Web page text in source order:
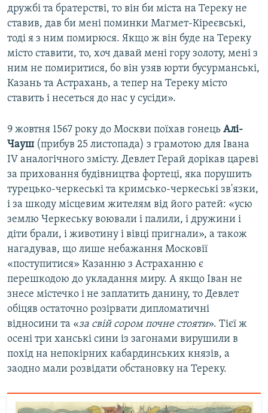
дружбі та братерстві, то він би міста на Тереку не
ставив, дав би мені поминки Магмет-Кіреєвські,
тоді я з ним помирюся. Якщо ж він буде на Тереку
місто ставити, то, хоч давай мені гору золоту, мені з
ним не помиритися, бо він узяв юрти бусурманські,
Казань та Астрахань, а тепер на Тереку місто
ставить і несеться до нас у сусіди».
9 жовтня 1567 року до Москви поїхав гонець Алі-
Чауш (прибув 25 листопада) з грамотою для Івана
IV аналогічного змісту. Девлет Герай дорікав цареві
за приховання будівництва фортеці, яка порушить
турецько-черкеські та кримсько-черкеські зв'язки,
і за шкоду місцевим жителям від його ратей: «усю
землю Черкеську воювали і палили, і дружини і
діти брали, і животину і вівці пригнали», а також
нагадував, що лише небажання Московії
«поступитися» Казанню з Астраханню є
перешкодою до укладання миру. А якщо Іван не
знесе містечко і не заплатить данину, то Девлет
обіцяв остаточно розірвати дипломатичні
відносини та «за свій сором почне стояти». Тієї ж
осені три ханські сини із загонами вирушили в
похід на непокірних кабардинських князів, а
заодно мали розвідати обстановку на Тереку.